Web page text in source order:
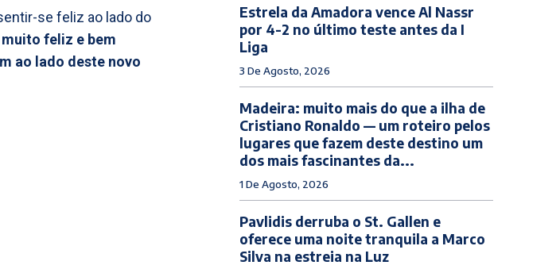
se feliz ao lado do
feliz e bem
ao lado deste novo
Estrela da Amadora vence Al Nassr
por 4-2 no último teste antes da I
Liga
3 De Agosto, 2026
Madeira: muito mais do que a ilha de
Cristiano Ronaldo — um roteiro pelos
lugares que fazem deste destino um
dos mais fascinantes da...
1 De Agosto, 2026
Pavlidis derruba o St. Gallen e
oferece uma noite tranquila a Marco
Silva na estreia na Luz